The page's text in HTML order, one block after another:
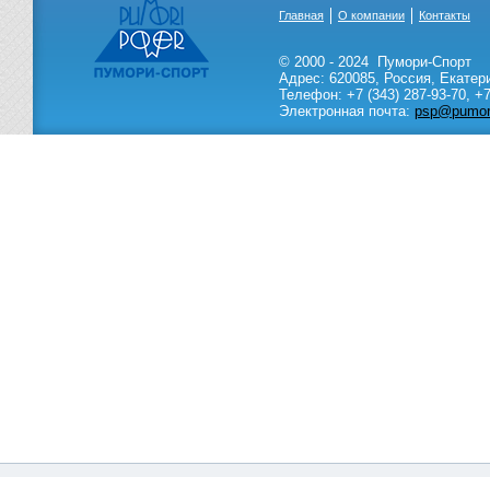
Главная О компании Контакты
© 2000 - 2024
Пумори-Спорт
Адрес: 620085, Россия,
Телефон: +7 (343) 287-93-70,
Электронная почта: